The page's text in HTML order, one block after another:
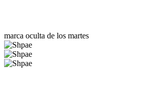
marca oculta de los martes